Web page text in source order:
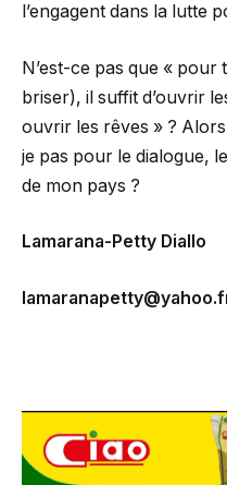
l’engagent dans la lutte
N’est-ce pas que «
briser), il suffit d’ouvrir
ouvrir les rêves » ?
je pas pour le dialogue,
de mon pays ?
Lamarana-Petty Diallo